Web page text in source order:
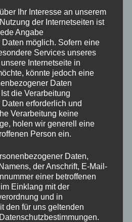
Ihr Interesse an unserem
der Internetseiten ist
Angabe
möglich. Sofern eine
Services unseres
Internetseite in
könnte jedoch eine
Daten
die Verarbeitung
erforderlich und
Verarbeitung keine
holen wir generell eine
Person ein.
Daten,
der Anschrift, E-Mail-
einer betroffenen
Einklang mit der
und in
den für uns geltenden